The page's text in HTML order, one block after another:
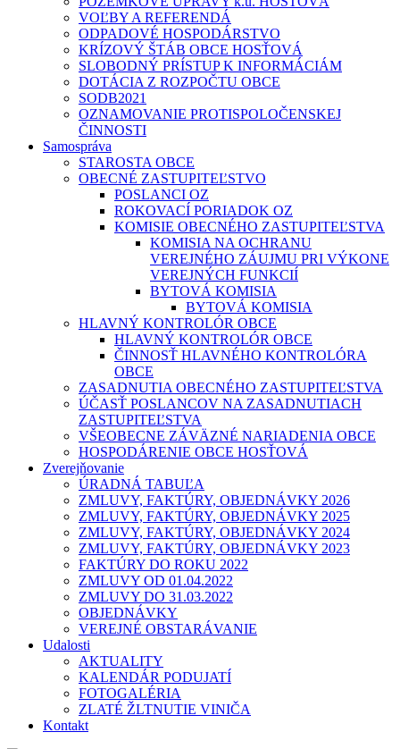
VOĽBY A REFERENDÁ
ODPADOVÉ HOSPODÁRSTVO
KRÍZOVÝ ŠTÁB OBCE HOSŤOVÁ
SLOBODNÝ PRÍSTUP K INFORMÁCIÁM
DOTÁCIA Z ROZPOČTU OBCE
SODB2021
OZNAMOVANIE PROTISPOLOČENSKEJ
ČINNOSTI
Samospráva
STAROSTA OBCE
OBECNÉ ZASTUPITEĽSTVO
POSLANCI OZ
ROKOVACÍ PORIADOK OZ
KOMISIE OBECNÉHO ZASTUPITEĽSTVA
KOMISIA NA OCHRANU
VEREJNÉHO ZÁUJMU PRI VÝKONE
VEREJNÝCH FUNKCIÍ
BYTOVÁ KOMISIA
BYTOVÁ KOMISIA
HLAVNÝ KONTROLÓR OBCE
HLAVNÝ KONTROLÓR OBCE
ČINNOSŤ HLAVNÉHO KONTROLÓRA
OBCE
ZASADNUTIA OBECNÉHO ZASTUPITEĽSTVA
ÚČASŤ POSLANCOV NA ZASADNUTIACH
ZASTUPITEĽSTVA
VŠEOBECNE ZÁVÄZNÉ NARIADENIA OBCE
HOSPODÁRENIE OBCE HOSŤOVÁ
Zverejňovanie
ÚRADNÁ TABUĽA
ZMLUVY, FAKTÚRY, OBJEDNÁVKY 2026
ZMLUVY, FAKTÚRY, OBJEDNÁVKY 2025
ZMLUVY, FAKTÚRY, OBJEDNÁVKY 2024
ZMLUVY, FAKTÚRY, OBJEDNÁVKY 2023
FAKTÚRY DO ROKU 2022
ZMLUVY OD 01.04.2022
ZMLUVY DO 31.03.2022
OBJEDNÁVKY
VEREJNÉ OBSTARÁVANIE
Udalosti
AKTUALITY
KALENDÁR PODUJATÍ
FOTOGALÉRIA
ZLATÉ ŽLTNUTIE VINIČA
Kontakt